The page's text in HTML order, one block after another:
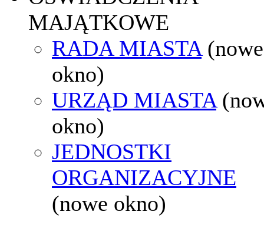
MAJĄTKOWE
RADA MIASTA (nowe
okno)
URZĄD MIASTA
okno)
JEDNOSTKI
ORGANIZACYJNE
(nowe okno)